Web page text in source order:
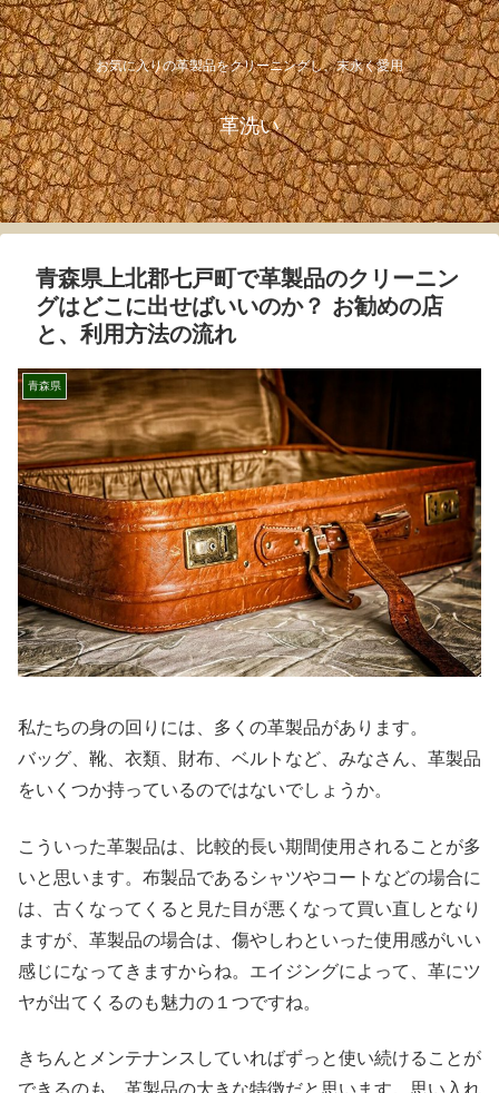
お気に入りの革製品をクリーニングし、末永く愛用
革洗い
青森県上北郡七戸町で革製品のクリーニン
グはどこに出せばいいのか？ お勧めの店
と、利用方法の流れ
青森県
私たちの身の回りには、多くの革製品があります。
バッグ、靴、衣類、財布、ベルトなど、みなさん、革製品
をいくつか持っているのではないでしょうか。
こういった革製品は、比較的長い期間使用されることが多
いと思います。布製品であるシャツやコートなどの場合に
は、古くなってくると見た目が悪くなって買い直しとなり
ますが、革製品の場合は、傷やしわといった使用感がいい
感じになってきますからね。エイジングによって、革にツ
ヤが出てくるのも魅力の１つですね。
きちんとメンテナンスしていればずっと使い続けることが
できるのも、革製品の大きな特徴だと思います。思い入れ